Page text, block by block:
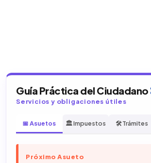
Guía Práctica del Ciudadano
Servicios y obligaciones útiles
📅 Asuetos 🏛️ Impuestos 🛠️ Trámites
Próximo Asueto